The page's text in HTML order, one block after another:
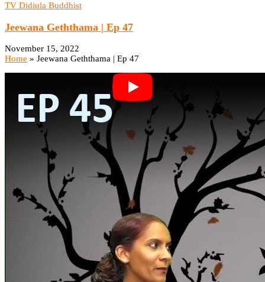
TV Didiula Buddhist
Jeewana Geththama | Ep 47
November 15, 2022
Home » Jeewana Geththama | Ep 47